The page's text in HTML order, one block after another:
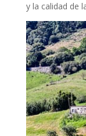
y la calidad de